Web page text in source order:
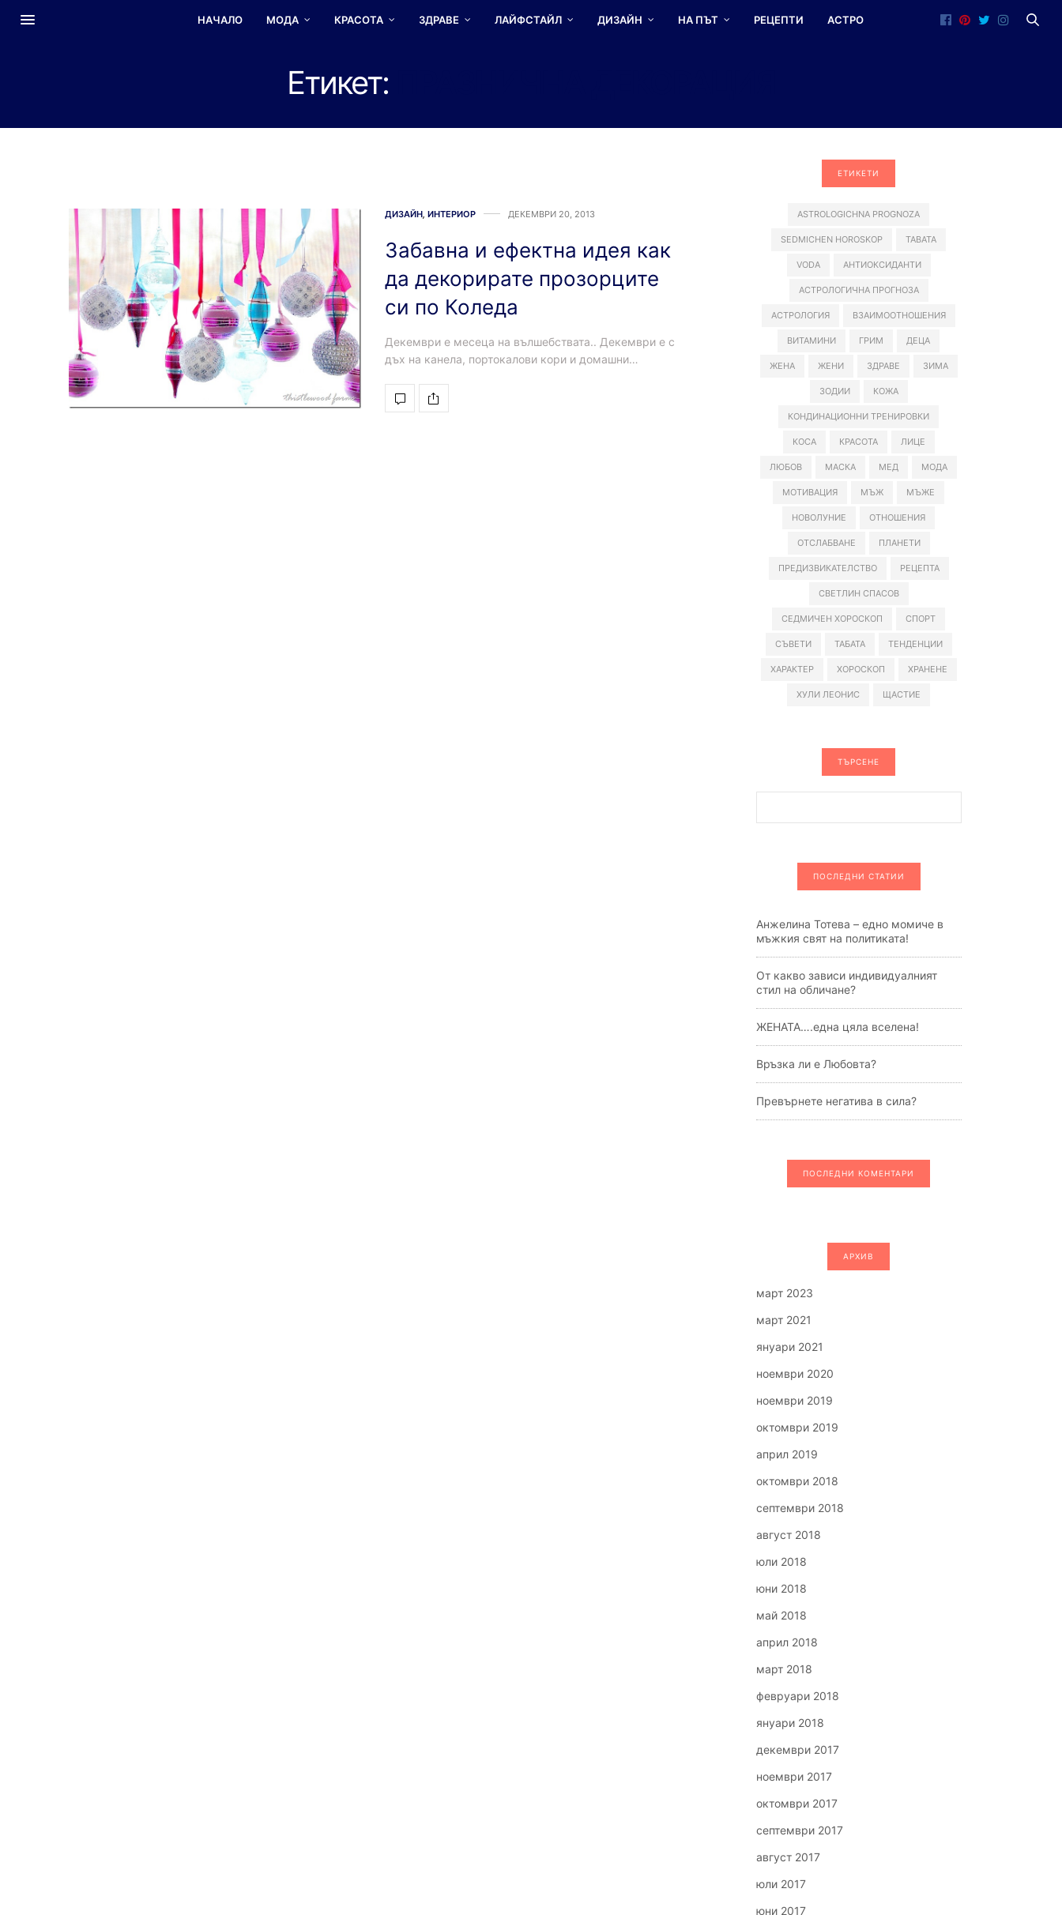
НАЧАЛО МОДА КРАСОТА ЗДРАВЕ ЛАЙФСТАЙЛ ДИЗАЙН НА ПЪТ РЕЦЕПТИ АСТРО
Етикет:
ДИЗАЙН, ИНТЕРИОР ДЕКЕМВРИ 20, 2013
Забавна и ефектна идея как
да декорирате прозорците
си по Коледа
Декември е месеца на вълшебствата.. Декември е с
дъх на канела, портокалови кори и домашни…
ЕТИКЕТИ
ASTROLOGICHNA PROGNOZA
SEDMICHEN HOROSKOP TABATA
VODA АНТИОКСИДАНТИ
АСТРОЛОГИЧНА ПРОГНОЗА
АСТРОЛОГИЯ ВЗАИМООТНОШЕНИЯ
ВИТАМИНИ ГРИМ ДЕЦА
ЖЕНА ЖЕНИ ЗДРАВЕ ЗИМА
ЗОДИИ КОЖА
КОНДИНАЦИОННИ ТРЕНИРОВКИ
КОСА КРАСОТА ЛИЦЕ
ЛЮБОВ МАСКА МЕД МОДА
МОТИВАЦИЯ МЪЖ МЪЖЕ
НОВОЛУНИЕ ОТНОШЕНИЯ
ОТСЛАБВАНЕ ПЛАНЕТИ
ПРЕДИЗВИКАТЕЛСТВО РЕЦЕПТА
СВЕТЛИН СПАСОВ
СЕДМИЧЕН ХОРОСКОП СПОРТ
СЪВЕТИ ТАБАТА ТЕНДЕНЦИИ
ХАРАКТЕР ХОРОСКОП ХРАНЕНЕ
ХУЛИ ЛЕОНИС ЩАСТИЕ
ТЪРСЕНЕ
ПОСЛЕДНИ СТАТИИ
Анжелина Тотева – едно момиче в
мъжкия свят на политиката!
От какво зависи индивидуалният
стил на обличане?
ЖЕНАТА….една цяла вселена!
Връзка ли е Любовта?
Превърнете негатива в сила?
ПОСЛЕДНИ КОМЕНТАРИ
АРХИВ
март 2023
март 2021
януари 2021
ноември 2020
ноември 2019
октомври 2019
април 2019
октомври 2018
септември 2018
август 2018
юли 2018
юни 2018
май 2018
април 2018
март 2018
февруари 2018
януари 2018
декември 2017
ноември 2017
октомври 2017
септември 2017
август 2017
юли 2017
юни 2017